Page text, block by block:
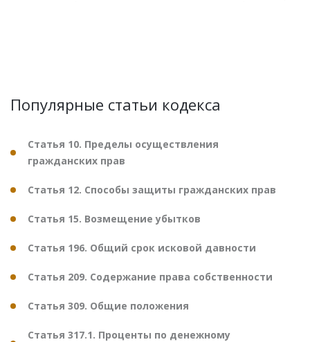
Популярные статьи кодекса
Статья 10. Пределы осуществления
гражданских прав
Статья 12. Способы защиты гражданских прав
Статья 15. Возмещение убытков
Статья 196. Общий срок исковой давности
Статья 209. Содержание права собственности
Статья 309. Общие положения
Статья 317.1. Проценты по денежному